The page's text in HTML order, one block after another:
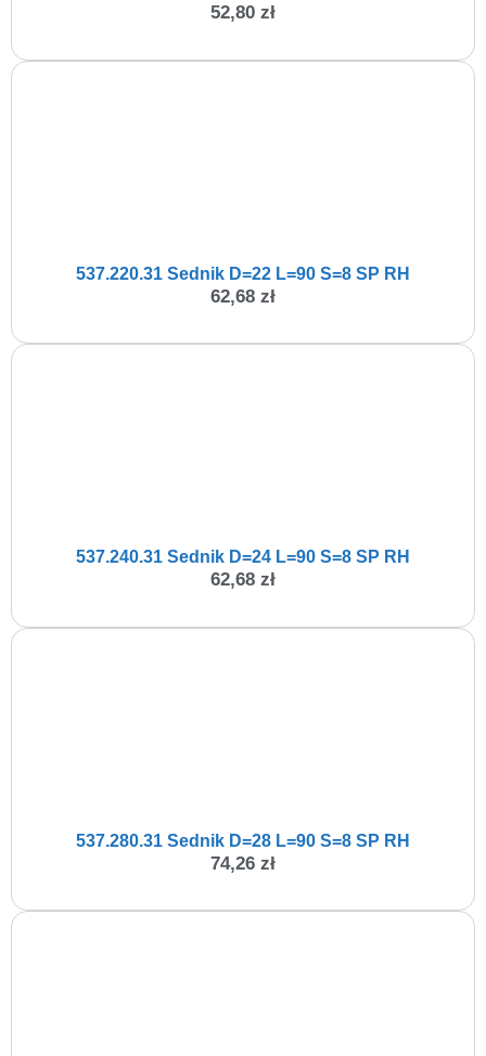
52,80 zł
537.220.31 Sednik D=22 L=90 S=8 SP RH
62,68 zł
537.240.31 Sednik D=24 L=90 S=8 SP RH
62,68 zł
537.280.31 Sednik D=28 L=90 S=8 SP RH
74,26 zł